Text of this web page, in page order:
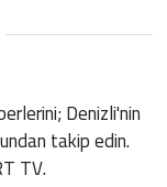
Denizli'nin
takip edin.
TV.